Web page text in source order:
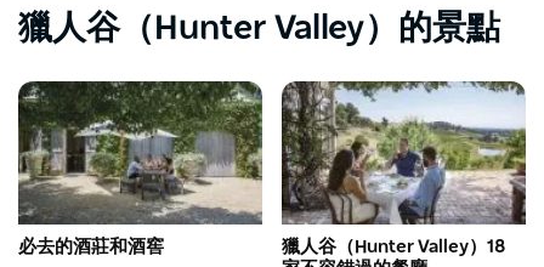
獵人谷（Hunter Valley）的景點
必去的酒莊和酒窖
獵人谷（Hunter Valley）18